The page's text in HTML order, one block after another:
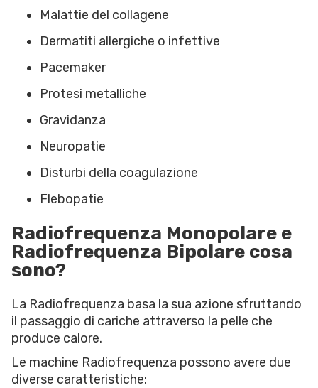
Malattie del collagene
Dermatiti allergiche o infettive
Pacemaker
Protesi metalliche
Gravidanza
Neuropatie
Disturbi della coagulazione
Flebopatie
Radiofrequenza Monopolare e
Radiofrequenza Bipolare cosa
sono?
La Radiofrequenza basa la sua azione sfruttando
il passaggio di cariche attraverso la pelle che
produce calore.
Le machine Radiofrequenza possono avere due
diverse caratteristiche: